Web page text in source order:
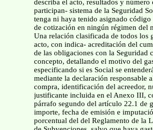
describa el acto, resultados y número
participan- sistema de la Seguridad
tenga ni haya tenido asignado código
de cotización en ningún régimen del
Una relación clasificada de todos los
acto, con indica- acreditación del
de las obligaciones con la Seguridad
concepto, detallando el motivo del
especificando si es Social se
mediante la declaración responsable
compra, identificación del acreedor,
justificante incluida en el Anexo III,
párrafo segundo del artículo 22.1 de
importe, fecha de emisión e
porcentual del del Reglamento de la